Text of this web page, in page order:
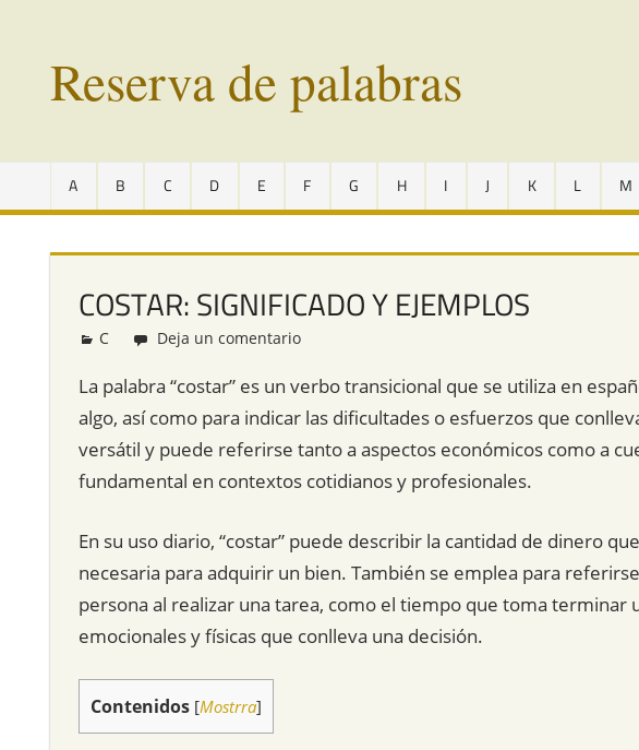
contenidoReserva de palabras
en
vías
extinción
todo
A B C D E F G H I J K L M
COSTAR: SIGNIFICADO Y EJEMPLOS
Redacción
C Deja un comentario
La palabra “costar” es un verbo transicional que se utiliza en
algo, así como para indicar las dificultades o esfuerzos que
versátil y puede referirse tanto a aspectos económicos como a
fundamental en contextos cotidianos y profesionales.
En su uso diario, “costar” puede describir la cantidad de dinero
necesaria para adquirir un bien. También se emplea para
persona al realizar una tarea, como el tiempo que toma terminar
emocionales y físicas que conlleva una decisión.
Contenidos [Mostrra]